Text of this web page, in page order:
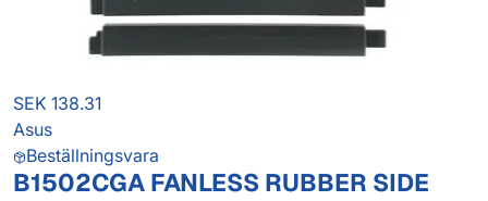
SEK 138.31
Asus
Beställningsvara
B1502CGA FANLESS RUBBER SIDE